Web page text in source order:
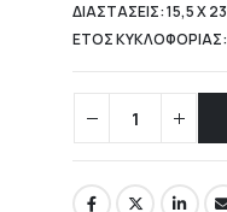
ΔΙΑΣΤΑΣΕΙΣ: 15,5 Χ 23
ΕΤΟΣ